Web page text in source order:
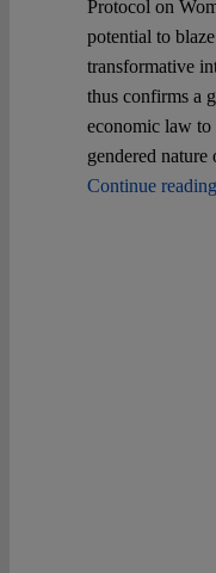
Protocol on
potential to
transformative
thus confirms a
economic law to
gendered nature
Continue